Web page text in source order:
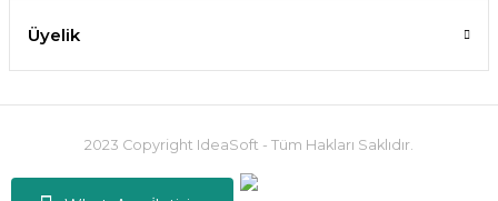
Üyelik
2023 Copyright IdeaSoft - Tüm Hakları Saklıdır.